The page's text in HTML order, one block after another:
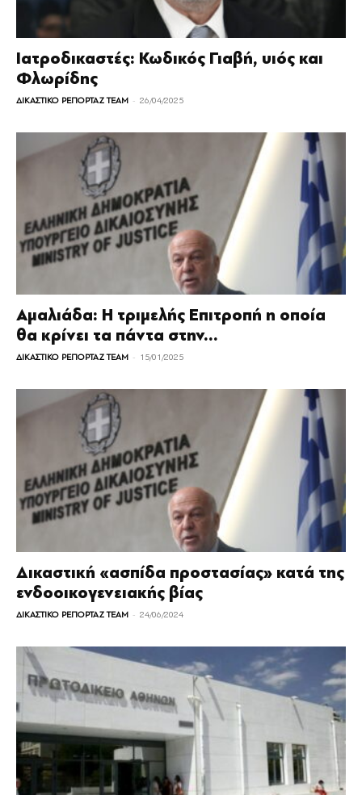
Ιατροδικαστές: Κωδικός Γιαβή, υιός και
Φλωρίδης
ΔΙΚΑΣΤΙΚΟ ΡΕΠΟΡΤΑΖ TEAM - 26/04/2025
Αμαλιάδα: Η τριμελής Επιτροπή η οποία
θα κρίνει τα πάντα στην...
ΔΙΚΑΣΤΙΚΟ ΡΕΠΟΡΤΑΖ TEAM - 15/01/2025
Δικαστική «ασπίδα προστασίας» κατά της
ενδοοικογενειακής βίας
ΔΙΚΑΣΤΙΚΟ ΡΕΠΟΡΤΑΖ TEAM - 24/06/2024